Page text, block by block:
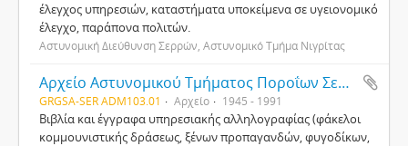
έλεγχος υπηρεσιών, καταστήματα υποκείμενα σε υγειονομικό
έλεγχο, παράπονα πολιτών.
Αστυνομική Διεύθυνση Σερρών, Αστυνομικό Τμήμα Νιγρίτας
Αρχείο Αστυνομικού Τμήματος Ποροΐων Σερρών
GRGSA-SER ADM103.01 Αρχείο 1945 - 1991
Βιβλία και έγγραφα υπηρεσιακής αλληλογραφίας (φάκελοι
κομμουνιστικής δράσεως, ξένων προπαγανδών, φυγοδίκων,